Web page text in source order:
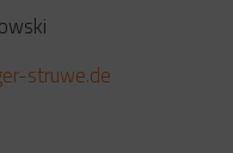
struwe.de